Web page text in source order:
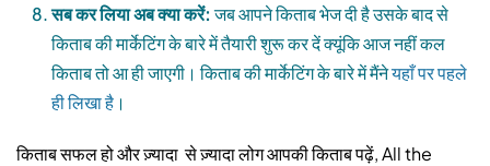
सबकरलियाअबक्याकरें:जब आपने किताब भेज दी है उसके बाद से
किताब की मार्केटिंग के बारे में तैयारी शुरू कर दें क्यूंकि आज नहीं कल
किताब तो आ ही जाएगी। किताब की मार्केटिंग के बारे में मैंनेयहाँ पर पहले
ही लिखा है ।
किताब सफल हो और ज़्यादा से ज़्यादा लोग आपकी किताब पढ़ें, All the